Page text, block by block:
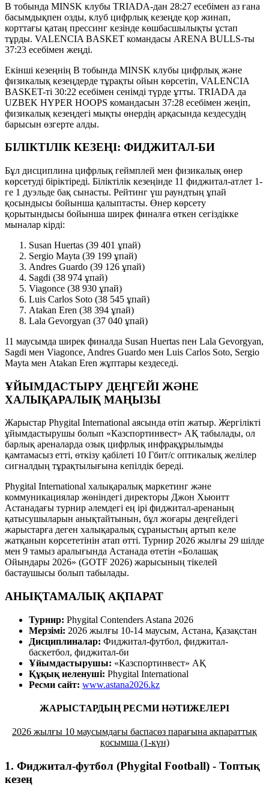
В тобында MINSK клубы TRIADA-дан 28:27 есебімен аз ғана
басымдықпен озды, клуб цифрлық кезеңде қор жинап,
корттағы қатаң прессинг кезінде көшбасшылықты ұстап
тұрды. VALENCIA BASKET командасы ARENA BULLS-ты
37:23 есебімен жеңді.
Екінші кезеңнің В тобында MINSK клубы цифрлық және
физикалық кезеңдерде тұрақты ойын көрсетіп, VALENCIA
BASKET-ті 30:22 есебімен сенімді түрде ұтты. TRIADA да
UZBEK HYPER HOOPS командасын 37:28 есебімен жеңіп,
физикалық кезеңдегі мықты өнердің арқасында кездесудің
барысын өзгерте алды.
БІЛІКТІЛІК КЕЗЕҢІ: ФИДЖИТАЛ-БИ
Бұл дисциплина цифрлық геймплей мен физикалық өнер
көрсетуді біріктіреді. Біліктілік кезеңінде 11 фиджитал-атлет 1-
ге 1 дуэльде бақ сынасты. Рейтинг үш раундтың ұпай
қосындысы бойынша қалыптасты. Өнер көрсету
қорытындысы бойынша ширек финалға өткен сегіздікке
мыналар кірді:
Susan Huertas (39 401 ұпай)
Sergio Mayta (39 199 ұпай)
Andres Guardo (39 126 ұпай)
Sagdi (38 974 ұпай)
Viagonce (38 930 ұпай)
Luis Carlos Soto (38 545 ұпай)
Atakan Eren (38 394 ұпай)
Lala Gevorgyan (37 040 ұпай)
11 маусымда ширек финалда Susan Huertas пен Lala Gevorgyan,
Sagdi мен Viagonce, Andres Guardo мен Luis Carlos Soto, Sergio
Mayta мен Atakan Eren жұптары кездеседі.
ҰЙЫМДАСТЫРУ ДЕҢГЕЙІ ЖӘНЕ
ХАЛЫҚАРАЛЫҚ МАҢЫЗЫ
Жарыстар Phygital International аясында өтіп жатыр. Жергілікті
ұйымдастырушы болып «Казспортинвест» АҚ табылады, ол
барлық ареналарда озық цифрлық инфрақұрылымды
қамтамасыз етті, өткізу қабілеті 10 Гбит/с оптикалық желілер
сигналдың тұрақтылығына кепілдік береді.
Phygital International халықаралық маркетинг және
коммуникациялар жөніндегі директоры Джон Хьюитт
Астанадағы турнир әлемдегі ең ірі фиджитал-аренаның
қатысушыларын анықтайтынын, бұл жоғары деңгейдегі
жарыстарға деген халықаралық сұраныстың артып келе
жатқанын көрсететінін атап өтті. Турнир 2026 жылғы 29 шілде
мен 9 тамыз аралығында Астанада өтетін «Болашақ
Ойындары 2026» (GOTF 2026) жарысының тікелей
бастаушысы болып табылады.
АНЫҚТАМАЛЫҚ АҚПАРАТ
Турнир: Phygital Contenders Astana 2026
Мерзімі: 2026 жылғы 10-14 маусым, Астана, Қазақстан
Дисциплиналар: Фиджитал-футбол, фиджитал-
баскетбол, фиджитал-би
Ұйымдастырушы: «Казспортинвест» АҚ
Құқық иеленуші: Phygital International
Ресми сайт: www.astana2026.kz
ЖАРЫСТАРДЫҢ РЕСМИ НӘТИЖЕЛЕРІ
2026 жылғы 10 маусымдағы баспасөз парағына ақпараттық
қосымша (1-күн)
1. Фиджитал-футбол (Phygital Football) - Топтық
кезең